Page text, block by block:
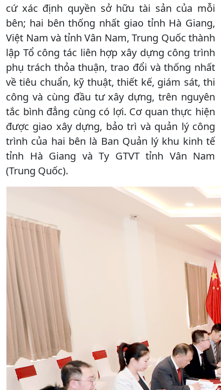
cứ xác định quyền sở hữu tài sản của mỗi
bên; hai bên thống nhất giao tỉnh Hà Giang,
Việt Nam và tỉnh Vân Nam, Trung Quốc thành
lập Tổ công tác liên hợp xây dựng công trình
phụ trách thỏa thuận, trao đổi và thống nhất
về tiêu chuẩn, kỹ thuật, thiết kế, giám sát, thi
công và cùng đầu tư xây dựng, trên nguyên
tắc bình đẳng cùng có lợi. Cơ quan thực hiện
được giao xây dựng, bảo trì và quản lý công
trình của hai bên là Ban Quản lý khu kinh tế
tỉnh Hà Giang và Ty GTVT tỉnh Vân Nam
(Trung Quốc).